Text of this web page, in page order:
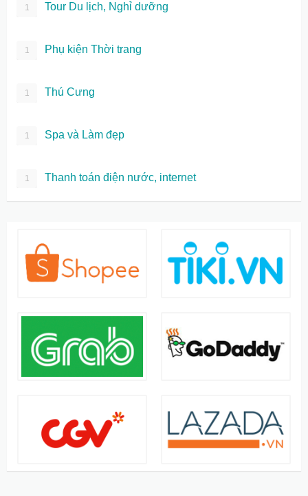
1 Tour Du lịch, Nghỉ dưỡng
1 Phụ kiện Thời trang
1 Thú Cưng
1 Spa và Làm đẹp
1 Thanh toán điện nước, internet